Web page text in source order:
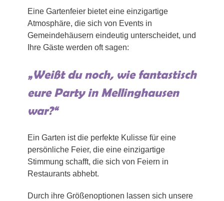
Eine Gartenfeier bietet eine einzigartige
Atmosphäre, die sich von Events in
Gemeindehäusern eindeutig unterscheidet, und
Ihre Gäste werden oft sagen:
„Weißt du noch, wie fantastisch
eure Party in Mellinghausen
war?“
Ein Garten ist die perfekte Kulisse für eine
persönliche Feier, die eine einzigartige
Stimmung schafft, die sich von Feiern in
Restaurants abhebt.
Durch ihre Größenoptionen lassen sich unsere